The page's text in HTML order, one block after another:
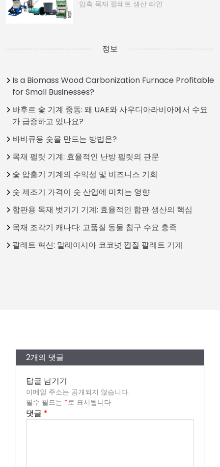
압축 목재 팔레트 생산 라인
정보
Is a Biomass Wood Carbonization Furnace Profitable
for Small Businesses?
바후르 숯 기계 중동: 왜 UAE와 사우디아라비아에서 수요
가 급증하고 있나요?
바비큐용 숯을 만드는 방법은?
목재 펠릿 기계: 효율적인 난방 펠릿의 관문
숯 압출기 기계의 수익성 및 비즈니스 기회
숯 제조기 가격이 숯 산업에 미치는 영향
합판용 목재 벗기기 기계: 효율적인 합판 생산의 핵심
목재 조각기 캐나다: 고품질 동물 침구 수요 충족
팔레트 혁신: 말레이시아 코코넛 껍질 팔레트 기계
2개의 댓글
답글 남기기
이메일 주소는 공개되지 않습니다.
필수 필드는 *로 표시됩니다
댓글 *